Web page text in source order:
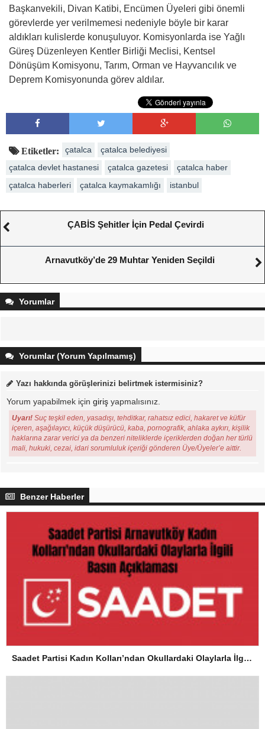
Başkanvekili, Divan Katibi, Encümen Üyeleri gibi önemli
görevlerde yer verilmemesi nedeniyle böyle bir karar
aldıkları kulislerde konuşuluyor. Komisyonlarda ise Yağlı
Güreş Düzenleyen Kentler Birliği Meclisi, Kentsel
Dönüşüm Komisyonu, Tarım, Orman ve Hayvancılık ve
Deprem Komisyonunda görev aldılar.
Etiketler: çatalca
çatalca belediyesi
çatalca devlet hastanesi
çatalca gazetesi
çatalca haber
çatalca haberleri
çatalca kaymakamlığı istanbul
ÇABİS Şehitler İçin Pedal Çevirdi
Arnavutköy’de 29 Muhtar Yeniden Seçildi
Yorumlar
Yorumlar (Yorum Yapılmamış)
Yazı hakkında görüşlerinizi belirtmek istermisiniz?
Yorum yapabilmek için giriş yapmalısınız.
Uyarı! Suç teşkil eden, yasadışı, tehditkar, rahatsız edici, hakaret ve küfür
içeren, aşağılayıcı, küçük düşürücü, kaba, pornografik, ahlaka aykırı, kişilik
haklarına zarar verici ya da benzeri niteliklerde içeriklerden doğan her türlü
mali, hukuki, cezai, idari sorumluluk içeriği gönderen Üye/Üyeler’e aittir.
Benzer Haberler
Saadet Partisi Kadın Kolları’ndan Okullardaki Olaylarla İlgili Basın Açıklaması